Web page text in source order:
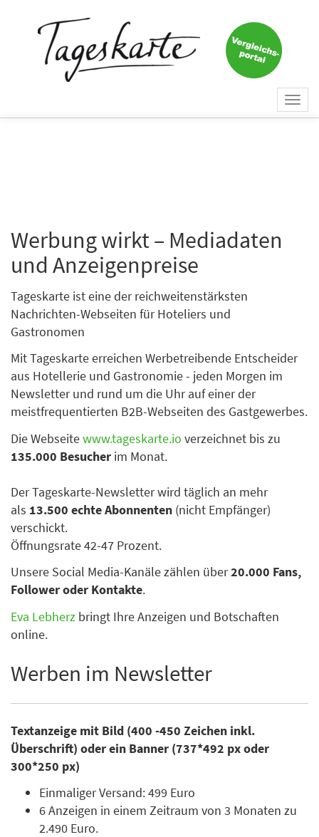
Werbung wirkt – Mediadaten
und Anzeigenpreise
Tageskarte ist eine der reichweitenstärksten
Nachrichten-Webseiten für Hoteliers und
Gastronomen
Mit Tageskarte erreichen Werbetreibende Entscheider
aus Hotellerie und Gastronomie - jeden Morgen im
Newsletter und rund um die Uhr auf einer der
meistfrequentierten B2B-Webseiten des Gastgewerbes.
Die Webseitewww.tageskarte.io verzeichnet bis zu
135.000 Besucher im Monat.
Der Tageskarte-Newsletter wird täglich an mehr
als 13.500 echte Abonnenten (nicht Empfänger)
verschickt.
Öffnungsrate 42-47 Prozent.
Unsere Social Media-Kanäle zählen über20.000 Fans,
Follower oder Kontakte.
Eva Lebherz bringt Ihre Anzeigen und Botschaften
online.
Werben im Newsletter
Textanzeige mit Bild (400 -450 Zeichen inkl.
Überschrift) oder ein Banner (737*492 px oder
300*250 px)
Einmaliger Versand: 499 Euro
6 Anzeigen in einem Zeitraum von 3 Monaten zu
2.490 Euro.